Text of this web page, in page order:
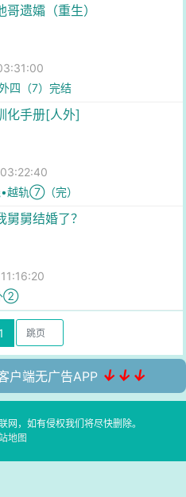
遗孀（重生）
四（7）完结
化手册[人外]
越轨⑦（完）
舅结婚了？
②
户端无广告APP ↓↓↓
网，如有侵权我们将尽快删除。
地图